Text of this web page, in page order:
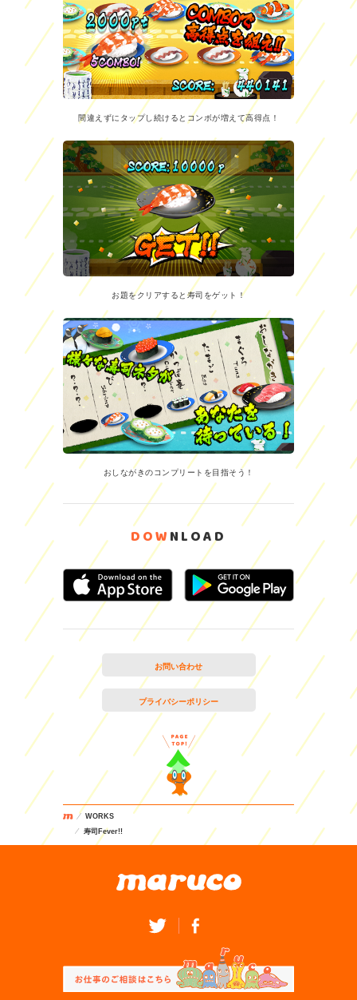
間違えずにタップし続けるとコンボが増えて高得点！
お題をクリアすると寿司をゲット！
おしながきのコンプリートを目指そう！
DOWNLOAD
お問い合わせ
プライバシーポリシー
WORKS
寿司Fever!!